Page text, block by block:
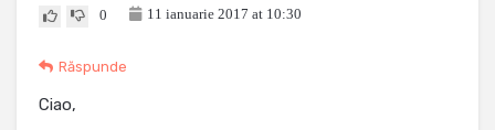
0 11 ianuarie 2017 at 10:30
Răspunde
Ciao,